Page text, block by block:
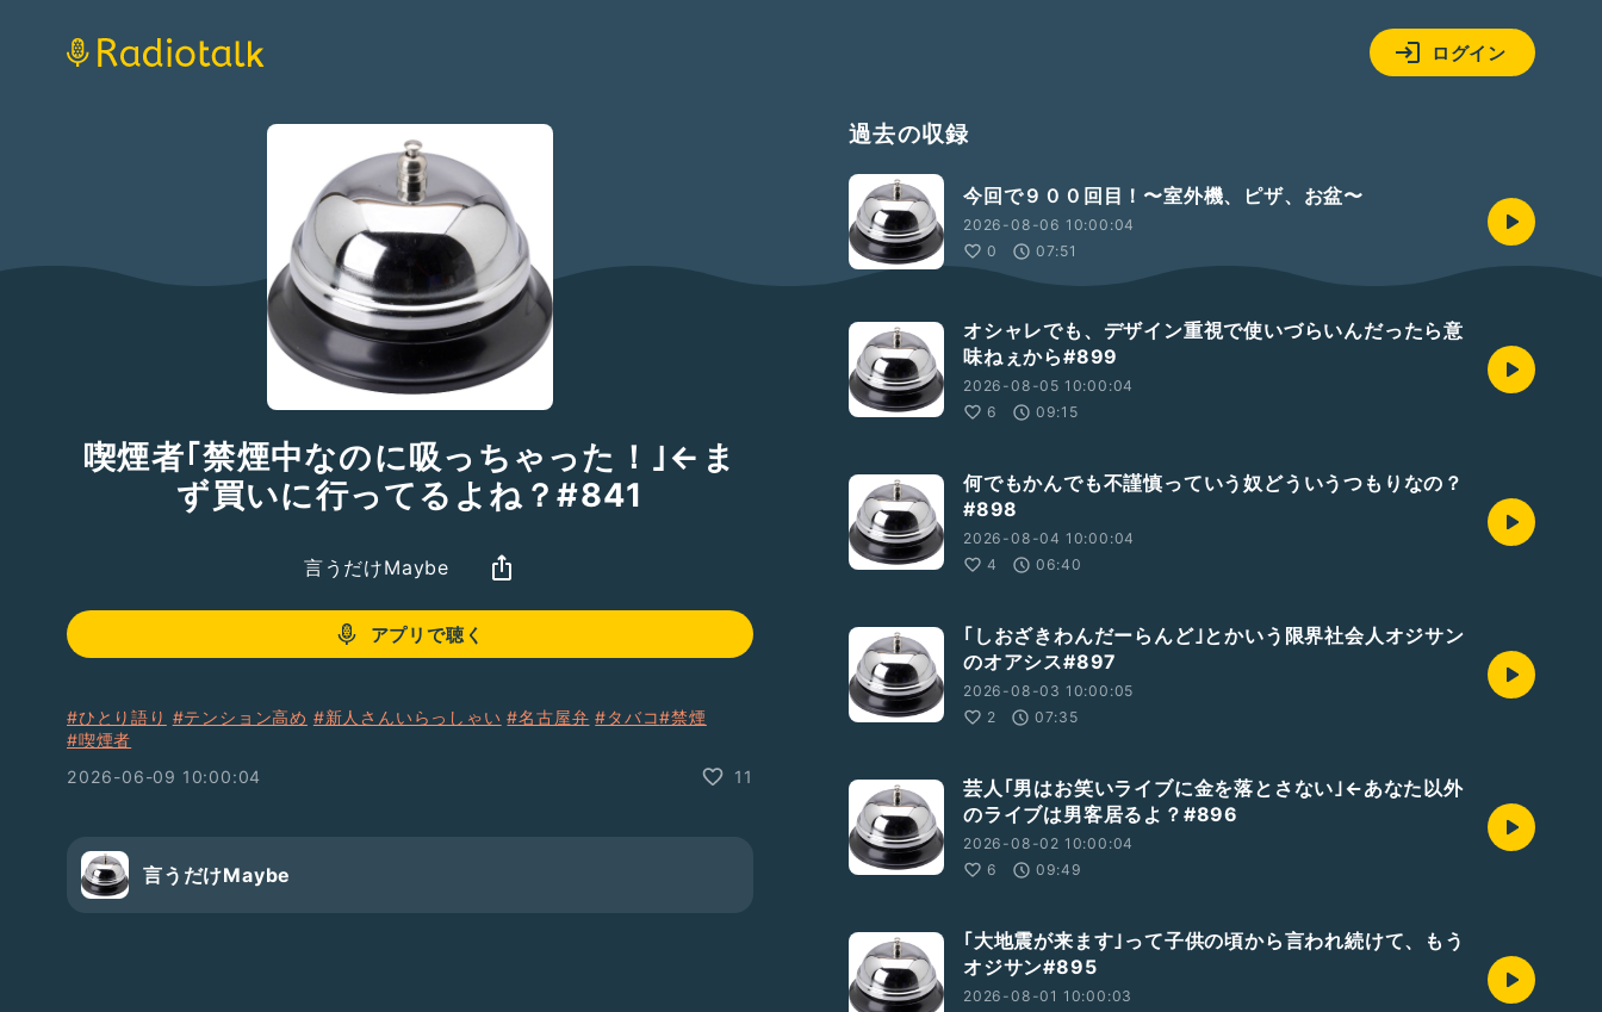
ログイン
喫煙者｢禁煙中なのに吸っちゃった！｣←ま
ず買いに行ってるよね？#841
言うだけMaybe
アプリで聴く
#ひとり語り #テンション高め #新人さんいらっしゃい #名古屋弁 #タバコ#禁煙
#喫煙者
2026-06-09 10:00:04
11
言うだけMaybe
過去の収録
今回で９００回目！〜室外機、ピザ、お盆〜
2026-08-06 10:00:04
0
07:51
オシャレでも、デザイン重視で使いづらいんだったら意
味ねぇから#899
2026-08-05 10:00:04
6
09:15
何でもかんでも不謹慎っていう奴どういうつもりなの？
#898
2026-08-04 10:00:04
4
06:40
｢しおざきわんだーらんど｣とかいう限界社会人オジサン
のオアシス#897
2026-08-03 10:00:05
2
07:35
芸人｢男はお笑いライブに金を落とさない｣←あなた以外
のライブは男客居るよ？#896
2026-08-02 10:00:04
6
09:49
｢大地震が来ます｣って子供の頃から言われ続けて、もう
オジサン#895
2026-08-01 10:00:03